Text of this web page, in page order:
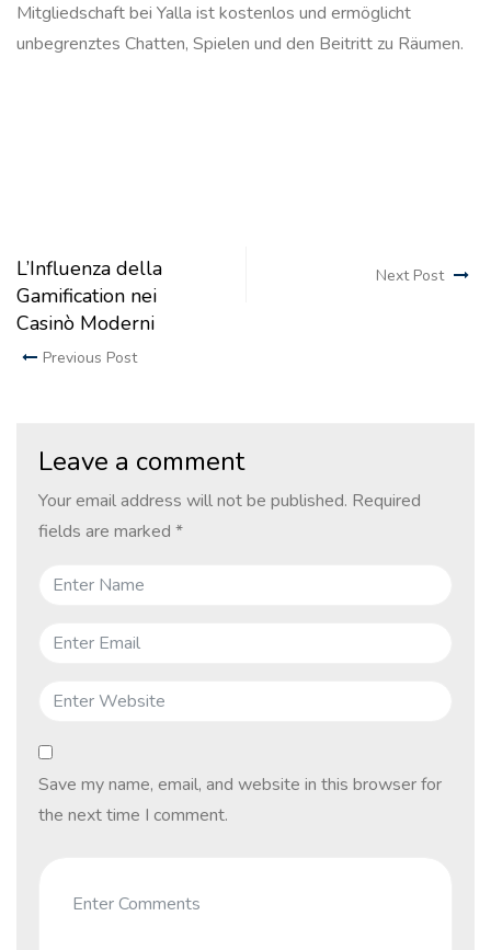
Mitgliedschaft bei Yalla ist kostenlos und ermöglicht
unbegrenztes Chatten, Spielen und den Beitritt zu Räumen.
L’Influenza della
Gamification nei
Casinò Moderni
Previous Post
Next Post
Leave a comment
Your email address will not be published. Required
fields are marked *
Save my name, email, and website in this browser for
the next time I comment.